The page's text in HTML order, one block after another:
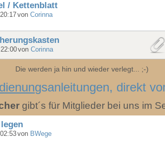
/ Kettenblatt
vonCorinna
vonCorinna
Die werden ja hin und wieder verlegt... ;-)
sanleitungen, direkt
gibt´s für Mitglieder bei uns im
von BWege